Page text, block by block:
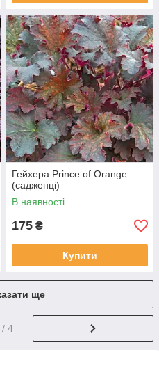
Гейхера Prince of Orange
(садженці)
В наявності
175 ₴
Купити
ще
/ 4